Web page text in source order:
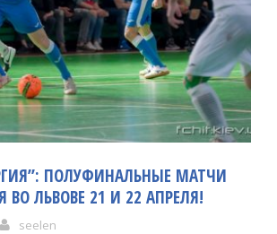
ПОЛУФИНАЛЬНЫЕ МАТЧИ
ЛЬВОВЕ 21 И 22 АПРЕЛЯ!
seelen